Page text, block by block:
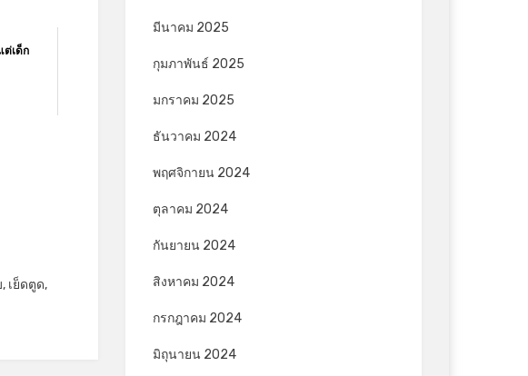
เด็ก
, เย็ดตูด,
มีนาคม 2025
กุมภาพันธ์ 2025
มกราคม 2025
ธันวาคม 2024
พฤศจิกายน 2024
ตุลาคม 2024
กันยายน 2024
สิงหาคม 2024
กรกฎาคม 2024
มิถุนายน 2024